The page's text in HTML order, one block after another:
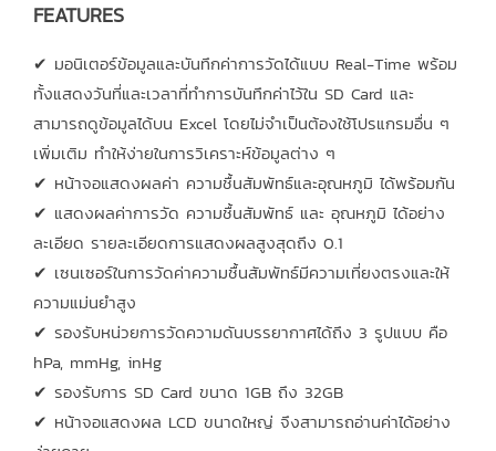
FEATURES
✔ มอนิเตอร์ข้อมูลและบันทึกค่าการวัดได้แบบ Real-Time พร้อม
ทั้งแสดงวันที่และเวลาที่ทำการบันทึกค่าไว้ใน SD Card และ
สามารถดูข้อมูลได้บน Excel โดยไม่จำเป็นต้องใช้โปรแกรมอื่น ๆ
เพิ่มเติม ทำให้ง่ายในการวิเคราะห์ข้อมูลต่าง ๆ
✔ หน้าจอแสดงผลค่า ความชื้นสัมพัทธ์และอุณหภูมิ ได้พร้อมกัน
✔ แสดงผลค่าการวัด ความชื้นสัมพัทธ์ และ อุณหภูมิ ได้อย่าง
ละเอียด รายละเอียดการแสดงผลสูงสุดถึง 0.1
✔ เซนเซอร์ในการวัดค่าความชื้นสัมพัทธ์มีความเที่ยงตรงและให้
ความแม่นยำสูง
✔ รองรับหน่วยการวัดความดันบรรยากาศได้ถึง 3 รูปแบบ คือ
hPa, mmHg, inHg
✔ รองรับการ SD Card ขนาด 1GB ถึง 32GB
✔ หน้าจอแสดงผล LCD ขนาดใหญ่ จึงสามารถอ่านค่าได้อย่าง